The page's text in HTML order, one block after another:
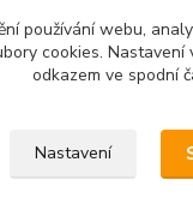
používání webu,
cookies.
odkazem ve spodní
Nastavení